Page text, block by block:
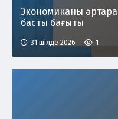
Экономиканы
басты бағыты
31 шілде 2026 1